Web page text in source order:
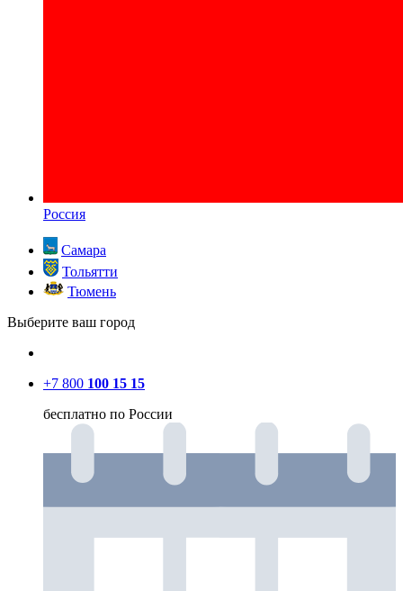
Россия
Самара
Тольятти
Тюмень
Выберите ваш город
+7 800 100 15 15
бесплатно по России